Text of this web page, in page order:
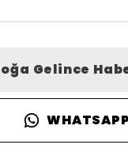
Gelince
WHATSAPP